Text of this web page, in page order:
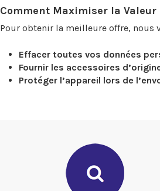
Comment Maximiser la Valeur
Pour obtenir la meilleure offre, nous
Effacer toutes vos données
Fournir les accessoires
Protéger l’appareil lors de